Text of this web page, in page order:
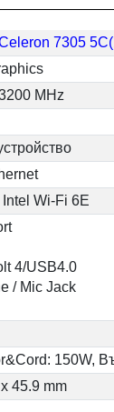
7305
MHz
Wi-Fi 6E
4/USB4.0
/ Mic Jack
150W,
45.9 mm